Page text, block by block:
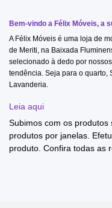
Bem-vindo a Félix Móveis, a
A Félix Móveis é uma loja de
de Meriti, na Baixada
selecionado à dedo por
tendência. Seja para o quarto,
Lavanderia.
Leia aqui
Subimos com os produtos
produtos por janelas.
produto. Confira todas as